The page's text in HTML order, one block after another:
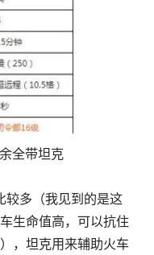
全带坦克
较多（我见到的是这
生命值高，可以抗住
，坦克用来辅助火车